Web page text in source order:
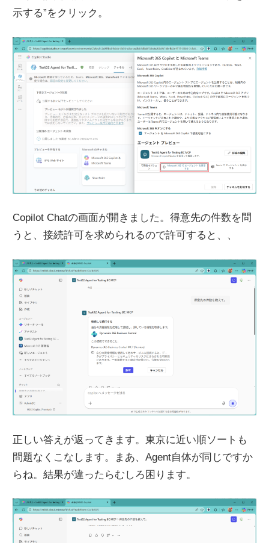
示する”をクリック。
Copilot Chatの画面が開きました。得意先の件数を問
うと、接続許可を求められるので許可すると、、
正しい答えが返ってきます。東京に近い順ソートも
問題なくこなします。まあ、Agent自体が同じですか
らね。結果が違ったらむしろ困ります。